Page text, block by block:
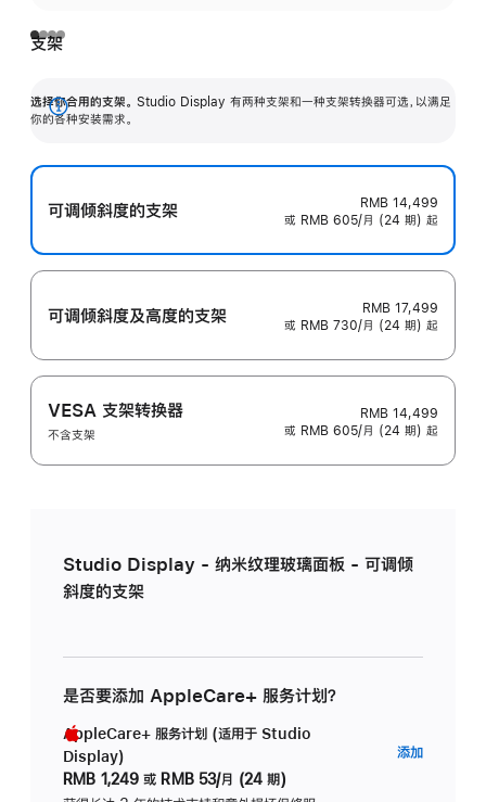
支架
选择你合用的支架。 Studio Display 有两种支架和一种支架转换器可选，以满足
你的各种安装需求。
展
可调倾斜度的支架
RMB 14,499
或 RMB 605/月 (24 期) 起
可调倾斜度及高‍度的支‍架
RMB 17,499
或 RMB 730/月 (24 期) 起
VESA 支架转换器
不含支架
RMB 14,499
或 RMB 605/月 (24 期) 起
Studio Display - 纳米纹理玻璃面板 - 可调倾
斜度的支架
是否要添加 AppleCare+ 服务计划？
AppleCare+ 服务计划 (适用于 Studio
Display)
RMB 1,249 或 RMB 53/月 (24 期)
添加